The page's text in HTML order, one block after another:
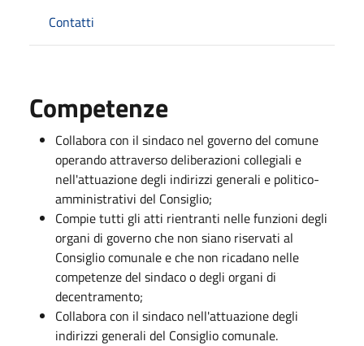
Contatti
Competenze
Collabora con il sindaco nel governo del comune
operando attraverso deliberazioni collegiali e
nell'attuazione degli indirizzi generali e politico-
amministrativi del Consiglio;
Compie tutti gli atti rientranti nelle funzioni degli
organi di governo che non siano riservati al
Consiglio comunale e che non ricadano nelle
competenze del sindaco o degli organi di
decentramento;
Collabora con il sindaco nell'attuazione degli
indirizzi generali del Consiglio comunale.